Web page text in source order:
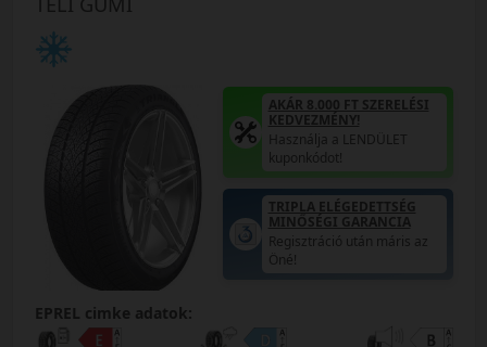
AKÁR 8.000 FT SZERELÉSI
KEDVEZMÉNY!
Használja a LENDÜLET
kuponkódot!
TRIPLA ELÉGEDETTSÉG
MINŐSÉGI GARANCIA
Regisztráció után máris az
Öné!
EPREL cimke adatok: